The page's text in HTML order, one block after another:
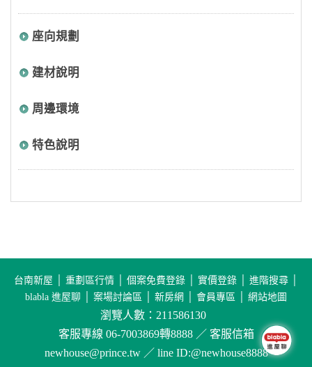
座向規劃
建材說明
周邊環境
特色說明
台南新屋 重劃區行情 個案免費登錄 實價登錄 進階搜尋
blabla 進屋聊
案場討論區 新房網 會員專區 網站地圖
瀏覽人數：211586130
客服專線 06-7003869轉8888 ／ 客服信箱
newhouse@prince.tw ／ line ID:@newhouse8888